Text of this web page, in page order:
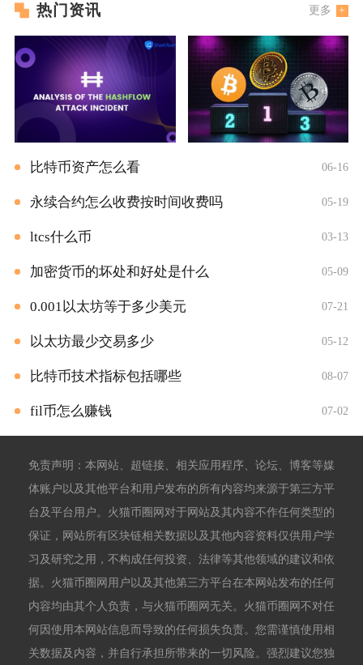
热门资讯 更多
比特币资产怎么看 06-16
永续合约怎么收费按时间收费吗 05-19
ltcs什么币 03-13
加密货币的坏处和好处是什么 05-09
0.001以太坊等于多少美元 07-21
以太坊最少交易多少 05-12
比特币技术指标包括哪些 08-07
fil币怎么赚钱 07-02
免责声明：本网站、超链接、相关应用程序、论坛、博客等媒
体账户以及其他平台和用户发布的所有内容均来源于第三方平
台及平台用户。火猫币圈网对于网站及其内容不作任何类型的
保证，网站所有区块链相关数据以及其他内容资料仅供用户学
习及研究之用，不构成任何投资、法律等其他领域的建议和依
据。火猫币圈网用户以及其他第三方平台在本网站发布的任何
内容均由其个人负责，与火猫币圈网无关。火猫币圈网不对任
何因使用本网站信息而导致的任何损失负责。您需谨慎使用相
关数据及内容，并自行承担所带来的一切风险。强烈建议您独